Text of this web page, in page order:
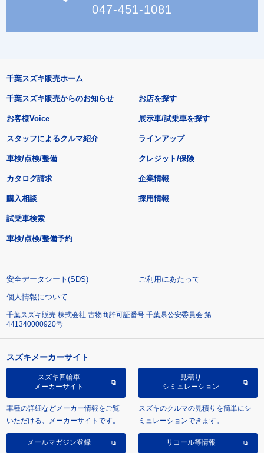
047-451-1081
千葉スズキ販売ホーム
千葉スズキ販売からのお知らせ
お客様Voice
スタッフによるクルマ紹介
お店を探す
展示車/試乗車を探す
ラインアップ
車検/点検/整備 クレジット/保険
カタログ請求
購入相談
試乗車検索
車検/点検/整備予約
企業情報
採用情報
安全データシート(SDS)
ご利用にあたって
個人情報について
千葉スズキ販売 株式会社 古物商許可証番号 千葉県公安委員会 第
441340000920号
スズキメーカーサイト
スズキ四輪車
メーカーサイト
車種の詳細などメーカー情報をご覧
いただける、メーカーサイトです。
見積り
シミュレーション
スズキのクルマの見積りを簡単にシ
ミュレーションできます。
メールマガジン登録 リコール等情報